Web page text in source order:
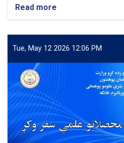
Read more
کې
اضطراب
د
هغې
د
منځه
وړلو
لارو
چارو
Tue, May 12 2026 12:06 PM